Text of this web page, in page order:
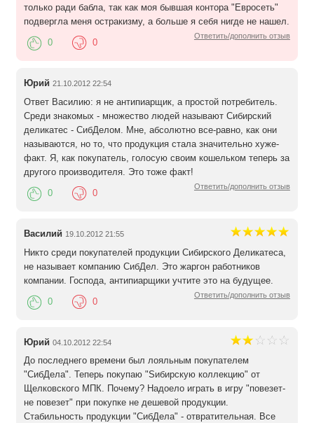
только ради бабла, так как моя бывшая контора "Евросеть"
подвергла меня остракизму, а больше я себя нигде не нашел.
Ответить/дополнить отзыв
0 0
Юрий 21.10.2012 22:54
Ответ Василию: я не антипиарщик, а простой потребитель.
Среди знакомых - множество людей называют Сибирский
деликатес - СибДелом. Мне, абсолютно все-равно, как они
называются, но то, что продукция стала значительно хуже-
факт. Я, как покупатель, голосую своим кошельком теперь за
другого производителя. Это тоже факт!
Ответить/дополнить отзыв
0 0
Василий 19.10.2012 21:55
Никто среди покупателей продукции Сибирского Деликатеса,
не называет компанию СибДел. Это жаргон работников
компании. Господа, антипиарщики учтите это на будущее.
Ответить/дополнить отзыв
0 0
Юрий 04.10.2012 22:54
До последнего времени был лояльным покупателем
"СибДела". Теперь покупаю "Sибирскую коллекцию" от
Щелковского МПК. Почему? Надоело играть в игру "повезет-
не повезет" при покупке не дешевой продукции.
Стабильность продукции "СибДела" - отвратительная. Все